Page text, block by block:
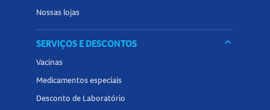
Nossas lojas
SERVIÇOS E DESCONTOS keyboard_arrow_down
Vacinas
Medicamentos especiais
Desconto de Laboratório